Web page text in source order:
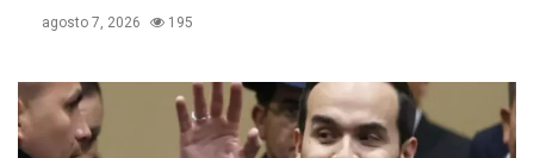
agosto 7, 2026 195